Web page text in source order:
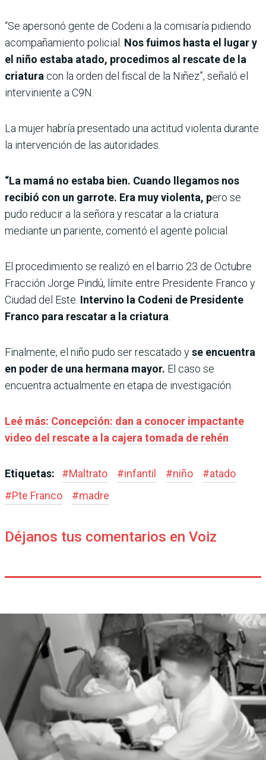
“Se apersonó gente de Codeni a la comisaría pidiendo
acompañamiento policial. Nos fuimos hasta el lugar y
el niño estaba atado, procedimos al rescate de la
criatura con la orden del fiscal de la Niñez”, señaló el
interviniente a C9N.
La mujer habría presentado una actitud violenta durante
la intervención de las autoridades.
“La mamá no estaba bien. Cuando llegamos nos
recibió con un garrote. Era muy violenta, pero se
pudo reducir a la señora y rescatar a la criatura
mediante un pariente, comentó el agente policial.
El procedimiento se realizó en el barrio 23 de Octubre
Fracción Jorge Pindú, límite entre Presidente Franco y
Ciudad del Este. Intervino la Codeni de Presidente
Franco para rescatar a la criatura.
Finalmente, el niño pudo ser rescatado yse encuentra
en poder de una hermana mayor. El caso se
encuentra actualmente en etapa de investigación.
Leé más: Concepción: dan a conocer impactante
video del rescate a la cajera tomada de rehén
Etiquetas: #Maltrato #infantil #niño #atado
#Pte Franco #madre
Déjanos tus comentarios en Voiz